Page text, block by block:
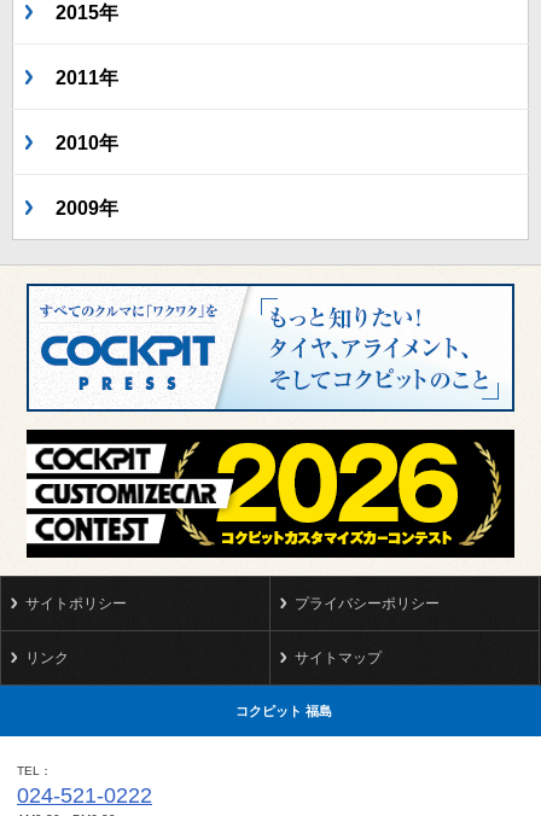
2015年
2011年
2010年
2009年
サイトポリシー プライバシーポリシー
リンク サイトマップ
コクピット 福島
TEL
024-521-0222